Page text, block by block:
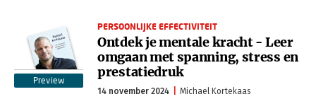
Preview
PERSOONLIJKE EFFECTIVITEIT
Ontdek je mentale kracht - Leer
omgaan met spanning, stress en
prestatiedruk
14 november 2024 Michael Kortekaas